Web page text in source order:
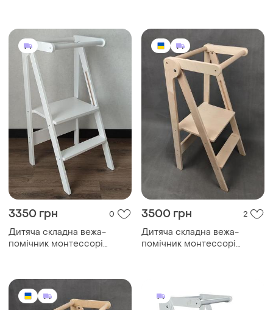
3350 грн 0
Дитяча складна вежа-
помічник монтессорі
3500 грн 2
Дитяча складна вежа-
помічник монтессорі